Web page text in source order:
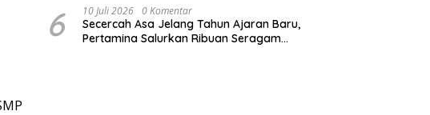
6 10 Juli 2026 0 Komentar
Secercah Asa Jelang Tahun Ajaran Baru,
Pertamina Salurkan Ribuan Seragam